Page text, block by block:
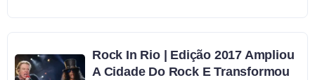
Rock In Rio | Edição 2017 Ampliou
A Cidade Do Rock E Transformou